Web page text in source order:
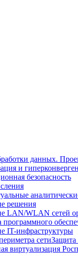
данных.
и
безопасность
решения
LAN/WLAN сетей
программного
IT-инфраструктуры
Защита